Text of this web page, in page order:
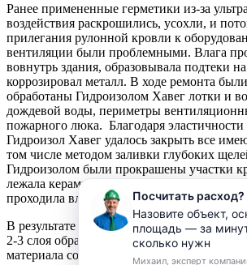
Ранее примененные герметики из-за
воздействия раскрошились, усохли, и
прилегания рулонной кровли к
вентиляции были проблемными. Влага
вовнутрь здания, образовывала подтеки
коррозировал металл. В ходе ремонта
обработаны Гидроизолом Хавег лотки и
дождевой воды, периметры
пожарного люка. Благодаря эластичности
Гидроизол Хавег удалось закрыть все
том числе методом заливки глубоких
Гидроизолом были прокрашены участки
лежала керамическая плитка – через
проходила влага.
В результате обработки поверхностей
2-3 слоя образовалась сплошная гладкая
материала составил 1-1,5 л/м2.
Посчитать расход?
Назовите объект, ос
площадь — за ми ну
сколько нужно мате
почём.
Михаил, эксперт